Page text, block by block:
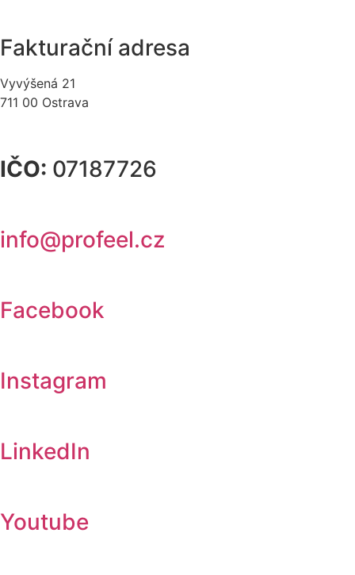
Fakturační adresa
Vyvýšená 21
711 00 Ostrava
IČO: 07187726
info@profeel.cz
Facebook
Instagram
LinkedIn
Youtube